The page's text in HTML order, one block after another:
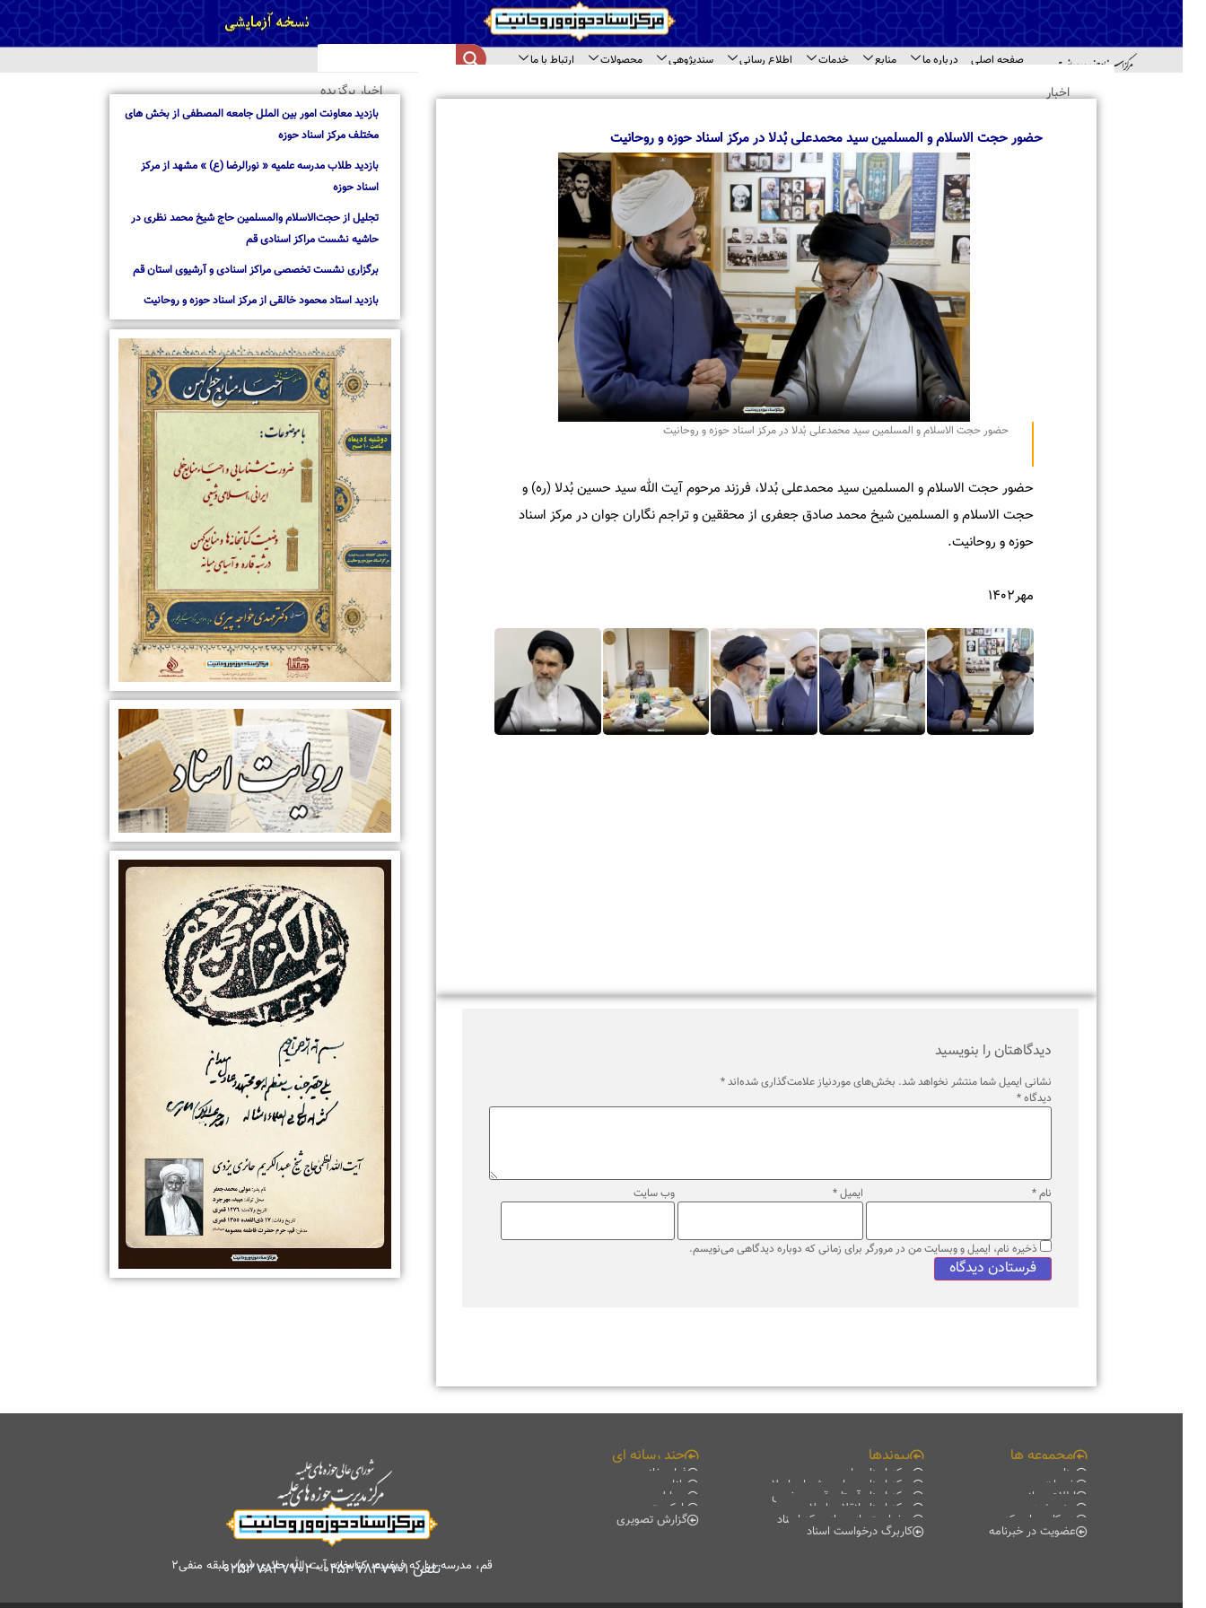
صفحه اصلی درباره ما منابع خدمات اطلاع رسانی سندپژوهی محصولات
ارتباط با ما
اخبار
حضور حجت الاسلام و المسلمین سید محمدعلی بُدلا در مرکز اسناد حوزه و روحانیت
حضور حجت الاسلام و المسلمین سید محمدعلی بُدلا در مرکز اسناد حوزه و روحانیت
حضور حجت الاسلام و المسلمین سید محمدعلی بُدلا، فرزند مرحوم آیت الله سید حسین بُدلا (ره) و
حجت الاسلام و المسلمین شیخ محمد صادق جعفری از محققین و تراجم نگاران جوان در مرکز اسناد
حوزه و روحانیت.
دیدگاهتان را بنویسید
نشانی ایمیل شما منتشر نخواهد شد.بخش‌های موردنیاز علامت‌گذاری شده‌اند*
دیدگاه*
ایمیل* وب‌ سایت
ذخیره نام، ایمیل و وبسایت من در مرورگر برای زمانی که دوباره دیدگاهی می‌نویسم.
اخبار برگزیده
بازدید معاونت امور بین الملل جامعه المصطفی از بخش های
مختلف مرکز اسناد حوزه
بازدید طلاب مدرسه علمیه « نورالرضا (ع) » مشهد از مرکز
اسناد حوزه
تجلیل از حجت‌الاسلام والمسلمین حاج شیخ محمد نظری در
حاشیه نشست مراکز اسنادی قم
برگزاری نشست تخصصی مراکز اسنادی و آرشیوی استان قم
بازدید استاد محمود خالقی از مرکز اسناد حوزه و روحانیت
مجموعه ها
منابع
خدمات
اطلاع رسانی
سند پژوهی
همکاری با مرکز
عضویت در خبرنامه
پیوندها
مرکز اسناد ملی
مرکز اسناد مجلس شورای اسلامی
مرکز اسناد آستان قدس رضوی
مرکز اسناد انقلاب اسلامی
درخواست بازدید از مرکز اسناد
کاربرگ درخواست اسناد
چند رسانه ای
فیلم خانه
دانلود
موبایل
پادکست
گزارش تصویری
قم، مدرسه مبارکه فیضیه، کتابخانه آیت الله حائری (ره)، طبقه منفی۲
تلفن۰۲۵۳۷۸۴۷۷۰۱-۰۲۵۳۷۸۴۷۷۰۲